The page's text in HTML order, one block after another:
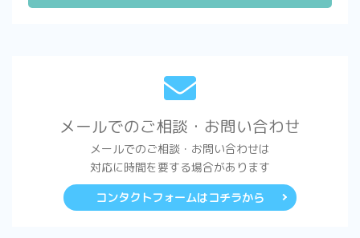
メールでのご相談・お問い合わせ
メールでのご相談・お問い合わせは
対応に時間を要する場合があります
コンタクトフォームはコチラから